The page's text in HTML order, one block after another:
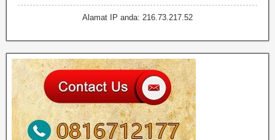
Alamat IP anda: 216.73.217.52